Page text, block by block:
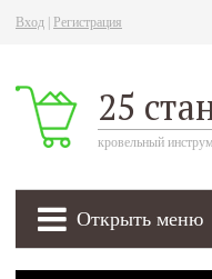
Вход Регистрация
25
кровельный
Открыть меню